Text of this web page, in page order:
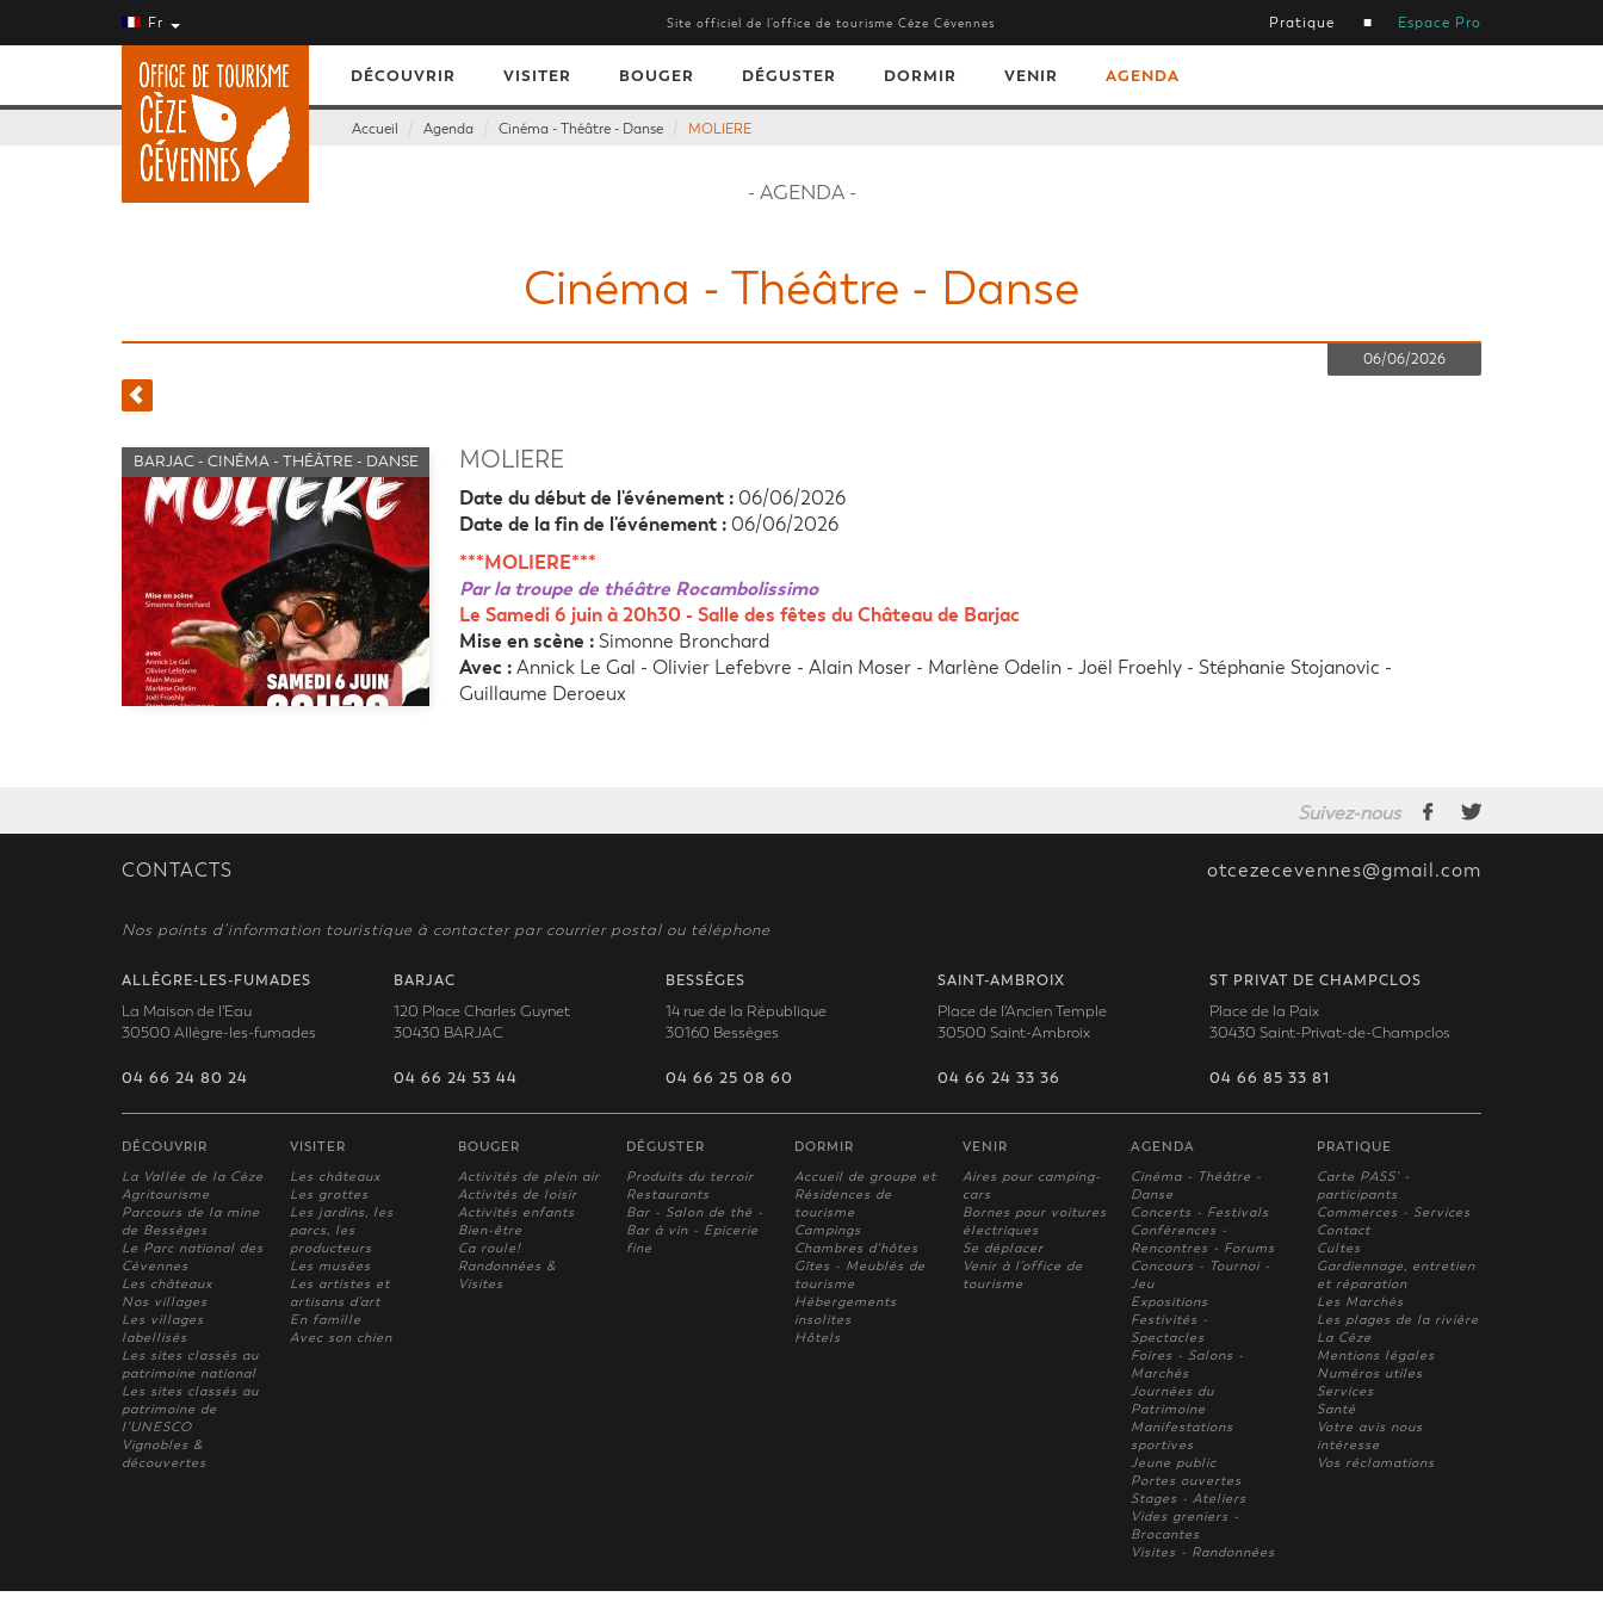
Fr Site officiel de l’office de tourisme Cèze Cévennes Pratique Espace Pro
DÉCOUVRIR VISITER BOUGER DÉGUSTER DORMIR VENIR AGENDA
Accueil Agenda Cinéma - Théâtre - Danse MOLIERE
- AGENDA -
Cinéma - Théâtre - Danse
06/06/2026
BARJAC - CINÉMA - THÉÂTRE - DANSE MOLIERE
Date du début de l'événement : 06/06/2026
Date de la fin de l'événement : 06/06/2026
***MOLIERE***
Par la troupe de théâtre Rocambolissimo
Le Samedi 6 juin à 20h30 - Salle des fêtes du Château de Barjac
Mise en scène : Simonne Bronchard
Avec : Annick Le Gal - Olivier Lefebvre - Alain Moser - Marlène Odelin - Joël Froehly - Stéphanie Stojanovic -
Guillaume Deroeux
Suivez-nous
CONTACTS otcezecevennes@gmail.com
Nos points d’information touristique à contacter par courrier postal ou téléphone
ALLÈGRE-LES-FUMADES
La Maison de l'Eau
30500 Allègre-les-fumades
04 66 24 80 24
BARJAC
120 Place Charles Guynet
30430 BARJAC
04 66 24 53 44
BESSÈGES
14 rue de la République
30160 Bessèges
04 66 25 08 60
SAINT-AMBROIX
Place de l'Ancien Temple
30500 Saint-Ambroix
04 66 24 33 36
ST PRIVAT DE CHAMPCLOS
Place de la Paix
30430 Saint-Privat-de-Champclos
04 66 85 33 81
DÉCOUVRIR
La Vallée de la Cèze
Agritourisme
Parcours de la mine
de Bessèges
Le Parc national des
Cévennes
Les châteaux
Nos villages
Les villages
labellisés
Les sites classés au
patrimoine national
Les sites classés au
patrimoine de
l'UNESCO
Vignobles &
découvertes
VISITER
Les châteaux
Les grottes
Les jardins, les
parcs, les
producteurs
Les musées
Les artistes et
artisans d'art
En famille
Avec son chien
BOUGER
Activités de plein air
Activités de loisir
Activités enfants
Bien-être
Ca roule!
Randonnées &
Visites
DÉGUSTER
Produits du terroir
Restaurants
Bar - Salon de thé -
Bar à vin - Epicerie
fine
DORMIR
Accueil de groupe et
Résidences de
tourisme
Campings
Chambres d'hôtes
Gîtes - Meublés de
tourisme
Hébergements
insolites
Hôtels
VENIR
Aires pour camping-
cars
Bornes pour voitures
électriques
Se déplacer
Venir à l'office de
tourisme
AGENDA
Cinéma - Théâtre -
Danse
Concerts - Festivals
Conférences -
Rencontres - Forums
Concours - Tournoi -
Jeu
Expositions
Festivités -
Spectacles
Foires - Salons -
Marchés
Journées du
Patrimoine
Manifestations
sportives
Jeune public
Portes ouvertes
Stages - Ateliers
Vides greniers -
Brocantes
Visites - Randonnées
PRATIQUE
Carte PASS' -
participants
Commerces - Services
Contact
Cultes
Gardiennage, entretien
et réparation
Les Marchés
Les plages de la rivière
La Cèze
Mentions légales
Numéros utiles
Services
Santé
Votre avis nous
intèresse
Vos réclamations